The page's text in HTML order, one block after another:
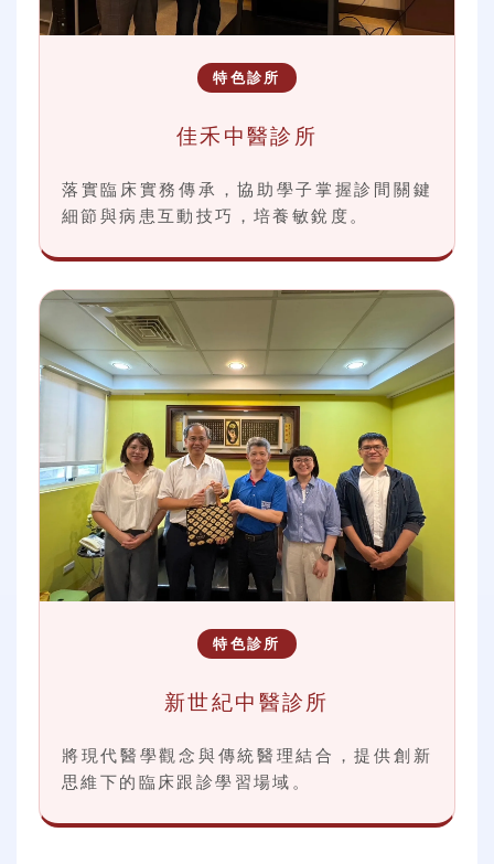
特色診所
佳禾中醫診所
落實臨床實務傳承，協助學子掌握診間關鍵
細節與病患互動技巧，培養敏銳度。
特色診所
新世紀中醫診所
將現代醫學觀念與傳統醫理結合，提供創新
思維下的臨床跟診學習場域。